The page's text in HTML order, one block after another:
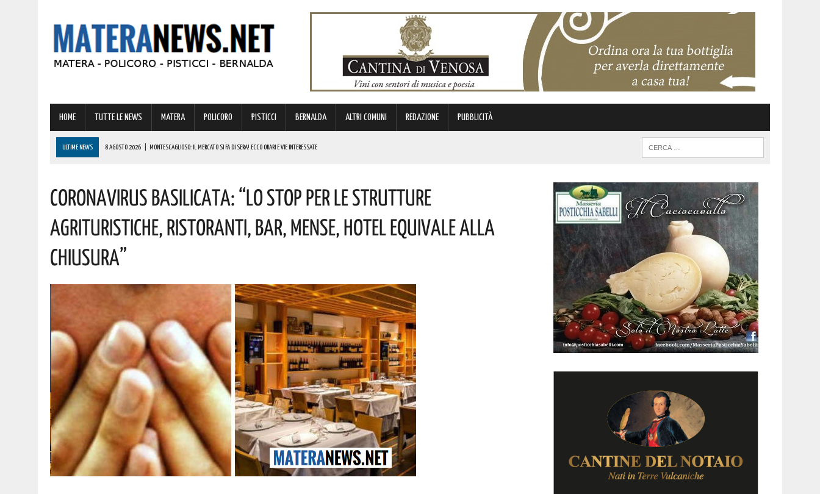
HOME TUTTE LE NEWS MATERA POLICORO PISTICCI BERNALDA ALTRI COMUNI REDAZIONE PUBBLICITÀ
ULTIME NEWS 8 AGOSTO 2026 MONTESCAGLIOSO: IL MERCATO SI FA DI SERA! ECCO ORARI E VIE INTERESSATE
IL CASTELLO DI BERNALDA TORNA PROTAGONISTA DELLA SCENA CULTURALE CON DUE APPUNTAMENTI DEDICATI ALL’ARTE CONTEMPORANEA. ECCO LE MOSTRE IN PROGRAMMA
7 AGOSTO 2026 A FERRANDINA LORENA, DIPLOMATASI CON IL MASSIMO DEI VOTI, RICEVE UNA BORSA DI STUDIO DEL VALORE DI 800 EURO! COMPLIMENTI
8 AGOSTO 2026 | BONUS CORSO DI LINGUE 2026, COME RICHIEDERLO ALL’INPS E A CHI SPETTA
Coronavirus Basilicata: “Lo Stop Per Le Strutture
Agrituristiche, Ristoranti, Bar, Mense, Hotel Equivale Alla
Chiusura”